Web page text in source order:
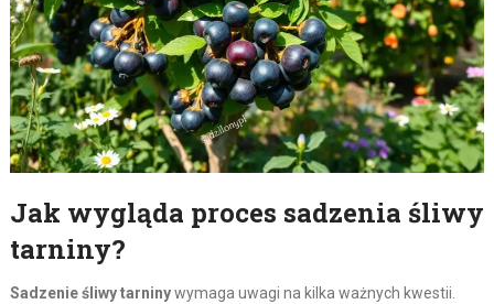
Jak wygląda proces sadzenia śliwy
tarniny?
Sadzenie śliwy tarninywymaga uwagi na kilka ważnych kwestii.